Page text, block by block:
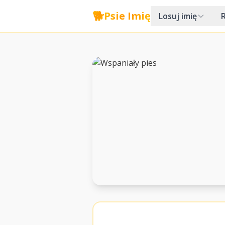
🐕Psie Imię Losuj imię